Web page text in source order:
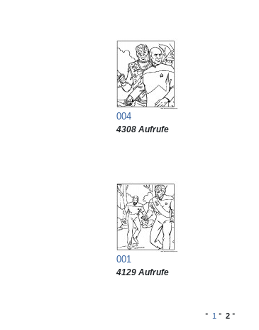
004
4308 Aufrufe
001
4129 Aufrufe
° 1 ° 2 °